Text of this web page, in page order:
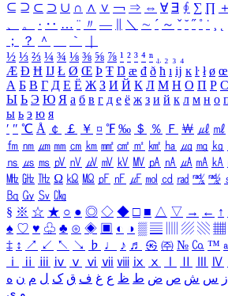
⊆ ⊇ ⊂ ⊃ ∪ ∩ ∧ ∨ ￢ ⇒ ⇔ ∀ ∃ ∮ ∑ ∏ ＋
、
。 · ‥ … ¨ 〃 ― ＼ ∼ ´ ～ ˇ ˘ ˝ ˚ ˙ ¸
；
？ ＾ ｀
½ ⅓ ⅔ ¼ ¾ ⅛ ⅜ ⅝ ⅞ ¹ ² ³ ⁴ ⁿ ₁ ₂ ₃ ₄
Æ Ð Ħ Ĳ Ł Ø Œ Þ Ŧ Ŋ æ đ ð ħ ı ĳ ĸ ŀ ł ø œ
А Б В Г Д Е Ё Ж З И Й К Л М Н О П Р С
Ы Ь Э Ю Я а б в г д е ё ж з и й к л м н о
ы ь э ю я
′ ″ ℃ Å ￠ ￡ ￥ ¤ ℉ ‰ ＄ ％ Ｆ ￦ ㎕ ㎖
㎙ ㎚ ㎛ ㎜ ㎝ ㎞ ㎟ ㎠ ㎡ ㎢ ㏊ ㎍ ㎎ ㎏
㎱ ㎲ ㎳ ㎴ ㎵ ㎶ ㎷ ㎸ ㎹ ㎀ ㎁ ㎂ ㎃ ㎄
㎒ ㎓ ㎔ Ω ㏀ ㏁ ㎊ ㎋ ㎌ ㏖ ㏅ ㎭ ㎮ ㎯
㏃ ㏉ ㏜ ㏆
§ ※ ☆ ★ ○ ● ◎ ◇ ◆ □ ■ △ ▽ → ← ↑
♠ ♡ ♥ ♧ ♣ ⊙ ◈ ▣ ◐ ◑ ▒ ▤ ▨ ▧ ▦
‡ ↕ ↗ ↙ ↖ ↘ ♭ ♩ ♪ ♬ ㉿ ㈜ № ㏇ ™
ⅰ
ⅱ ⅲ ⅳ ⅴ ⅵ ⅶ ⅷ ⅸ ⅹ Ⅳ
ز س ش ص ض ط ظ ع غ ف ق ک ل م ن ه